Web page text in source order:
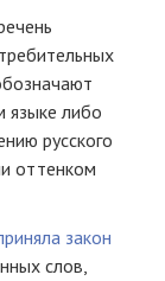
языке либо
русского
оттенком
закон
слов,